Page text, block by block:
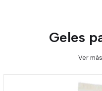
Geles
Ver